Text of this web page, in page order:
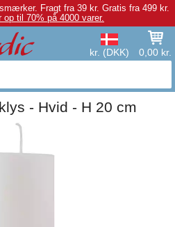
Fragt fra 39 kr. Gratis fra 499 kr.
op til 70% på 4000 varer.
kr. (DKK) 0,00 kr.
- Hvid - H 20 cm